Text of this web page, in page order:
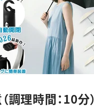
調理時間：10分）